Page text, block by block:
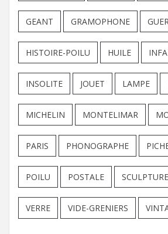
GEANT GRAMOPHONE
HISTOIRE-POILU HUILE
INSOLITE JOUET LAMPE
MICHELIN MONTELIMAR
PARIS PHONOGRAPHE
POILU POSTALE SCULPTURE
VERRE VIDE-GRENIERS